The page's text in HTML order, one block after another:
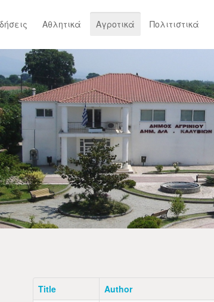
Αθλητικά Αγροτικά Πολιτιστικά
Title Author